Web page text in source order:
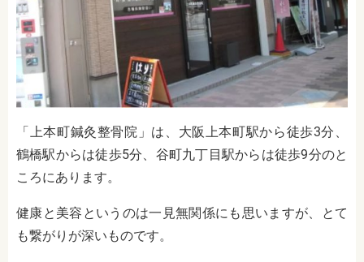
「上本町鍼灸整骨院」は、大阪上本町駅から徒歩3分、
鶴橋駅からは徒歩5分、谷町九丁目駅からは徒歩9分のと
ころにあります。
健康と美容というのは一見無関係にも思いますが、とて
も繋がりが深いものです。